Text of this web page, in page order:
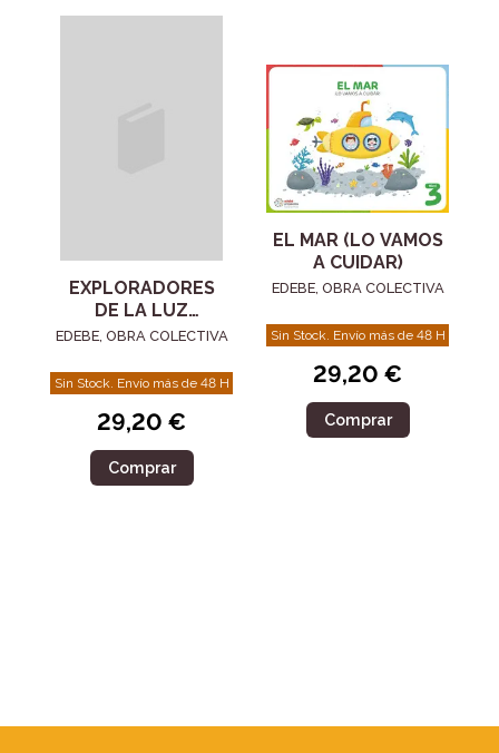
EXPLORADORES
DE LA LUZ
(¡COLORES,
CIENCIA
DIVERTIDA!)
EDEBE, OBRA COLECTIVA
Sin Stock. Envío más de 48 H
29,20 €
Comprar
EL MAR (LO VAMOS
A CUIDAR)
EDEBE, OBRA COLECTIVA
Sin Stock. Envío más de 48 H
29,20 €
Comprar